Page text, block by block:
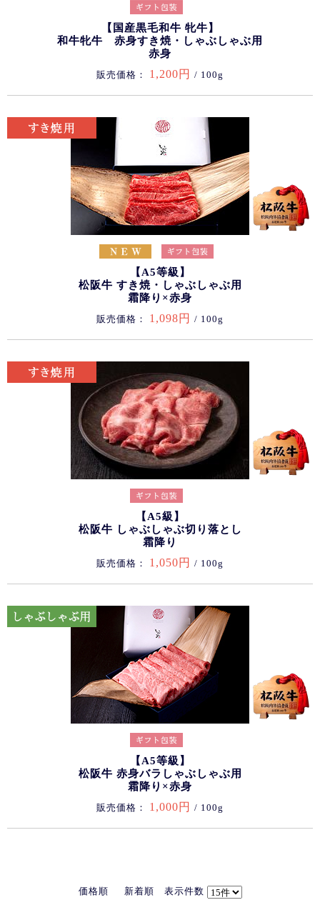
【国産黒毛和牛 牝牛】
和牛牝牛 赤身すき焼・しゃぶしゃぶ用
赤身
販売価格： 1,200円 / 100g
【A5等級】
松阪牛 すき焼・しゃぶしゃぶ用
霜降り×赤身
販売価格： 1,098円 / 100g
【A5級】
松阪牛 しゃぶしゃぶ切り落とし
霜降り
販売価格： 1,050円 / 100g
【A5等級】
松阪牛 赤身バラしゃぶしゃぶ用
霜降り×赤身
販売価格： 1,000円 / 100g
価格順 新着順 表示件数